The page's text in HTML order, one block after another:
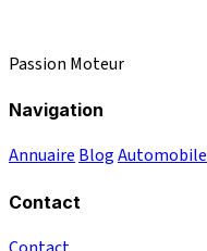
Passion Moteur
Navigation
Annuaire BlogAutomobile
Contact